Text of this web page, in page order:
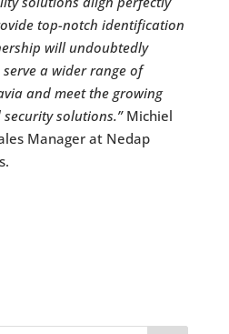
top-notch identification
will undoubtedly
a wider range of
and meet the growing
solutions.” Michiel
Manager at Nedap